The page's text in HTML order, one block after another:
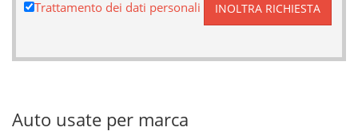
Trattamento dei dati personali
Auto usate per marca